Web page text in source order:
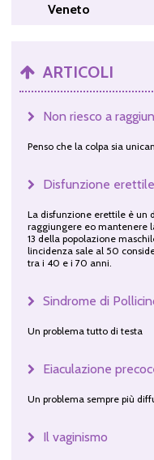
Veneto
ARTICOLI
Non riesco a
Penso che la colpa sia
Disfunzione erettile
La disfunzione erettile è un
raggiungere eo mantenere
13 della popolazione
lincidenza sale al 50
tra i 40 e i 70 anni.
Sindrome di
Un problema tutto di testa
Eiaculazione
Un problema sempre più
Il vaginismo